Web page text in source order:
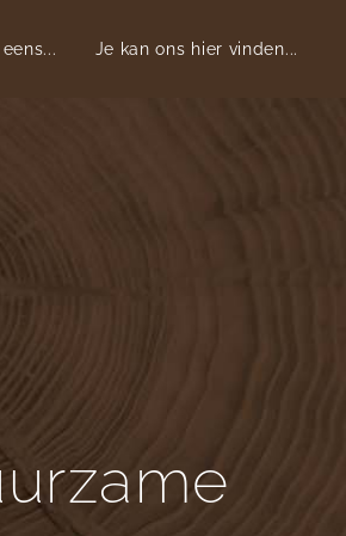
Je kan ons hier vinden...